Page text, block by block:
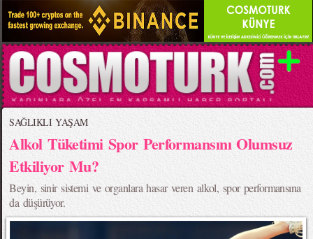
SAĞLIKLI YAŞAM
Alkol Tüketimi Spor Performansını Olumsuz
Etkiliyor Mu?
Beyin, sinir sistemi ve organlara hasar veren alkol, spor performansına
da düşürüyor.